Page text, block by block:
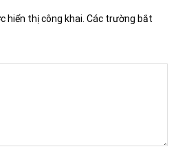
hiển thị công khai. Các trường bắt